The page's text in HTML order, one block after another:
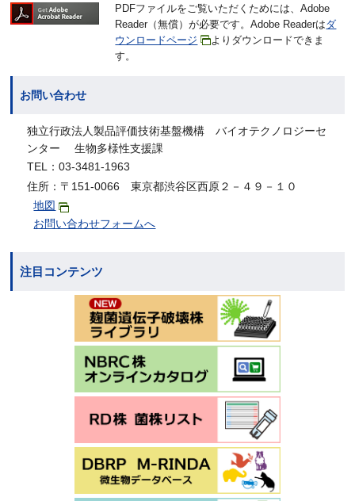
PDFファイルをご覧いただくためには、Adobe
Reader（無償）が必要です。Adobe Readerはダ
ウンロードページ
よりダウンロードできま
す。
お問い合わせ
独立行政法人製品評価技術基盤機構 バイオテクノロジーセ
ンター 生物多様性支援課
TEL：03-3481-1963
住所：〒151-0066 東京都渋谷区西原２－４９－１０
地図
お問い合わせフォームへ
注目コンテンツ